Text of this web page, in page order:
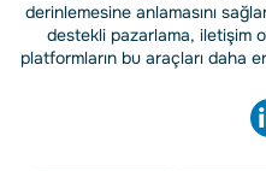
derinlemesine anlamasını
destekli pazarlama, iletişim
platformların bu araçları daha